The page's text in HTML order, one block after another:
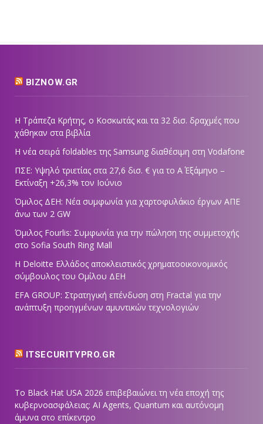
BIZNOW.GR
Η Τράπεζα Κρήτης, ο Κοσκωτάς και τα 32 δισ. δραχμές που
χάθηκαν στα βιβλία
Η νέα σειρά foldables της Samsung διαθέσιμη στη Vodafone
ΠΣΕ: Υψηλό τριετίας στα 27,6 δισ. € για το Α΄ Εξάμηνο –
Εκτίναξη +26,3% τον Ιούνιο
Όμιλος ΔΕΗ: Νέα συμφωνία για χαρτοφυλάκιο έργων ΑΠΕ
άνω των 2 GW
Όμιλος Fourlis: Συμφωνία για την πώληση της συμμετοχής
στο Sofia South Ring Mall
Η Deloitte Ελλάδος αποκλειστικός χρηματοοικονομικός
σύμβουλος του Ομίλου ΔΕΗ
EFA GROUP: Στρατηγική επένδυση στη Fractal για την
ανάπτυξη προηγμένων αμυντικών τεχνολογιών
ITSECURITYPRO.GR
Το Black Hat USA 2026 επιβεβαιώνει τη νέα εποχή της
κυβερνοασφάλειας: AI Agents, Quantum και αυτόνομη
άμυνα στο επίκεντρο